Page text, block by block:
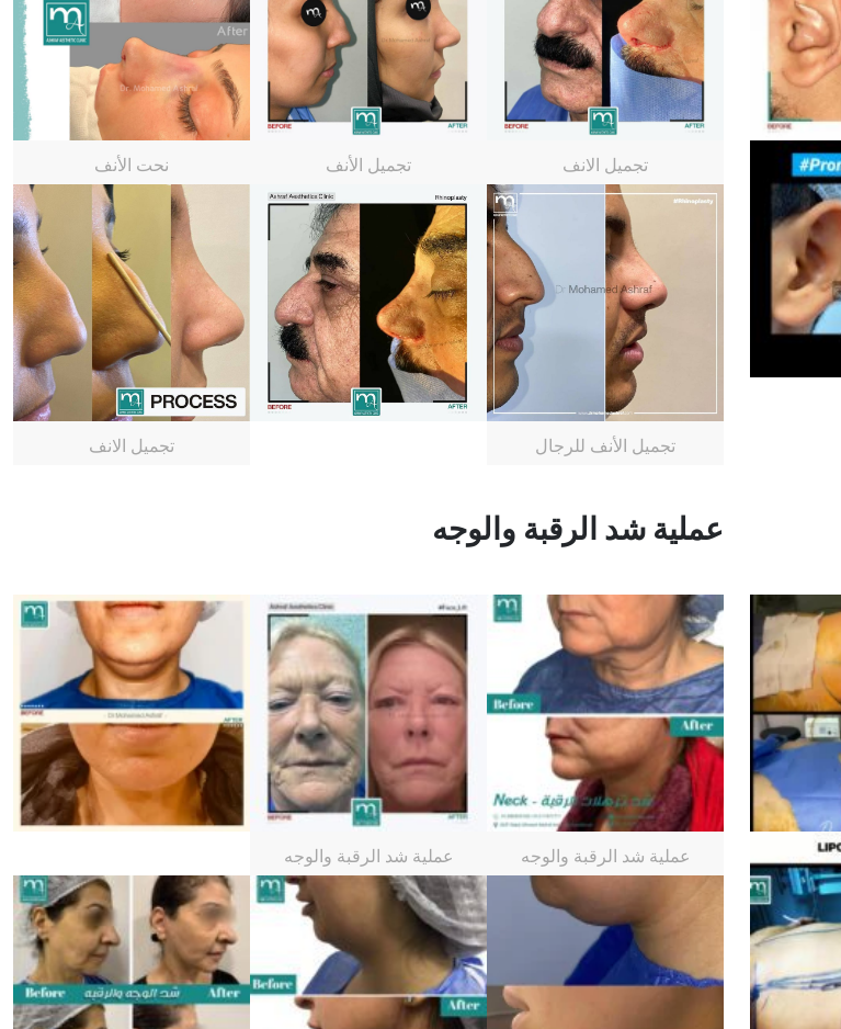
تجميل الانف تجميل الأنف نحت الأنف
تجميل الأنف للرجال تجميل الانف
عملية شد الرقبة والوجه
عملية شد الرقبة والوجه عملية شد الرقبة والوجه